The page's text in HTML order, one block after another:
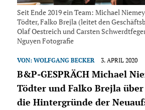
Seit Ende 2019 ein Team: Michael
Tödter, Falko Brejla (leitet den
Olaf Oestreich und Carsten
Nguyen Fotografie
VON: WOLFGANG BECKER 3. APRIL 2020
B&P-GESPRÄCH Michael
Tödter und Falko Brejla über
die Hintergründe der